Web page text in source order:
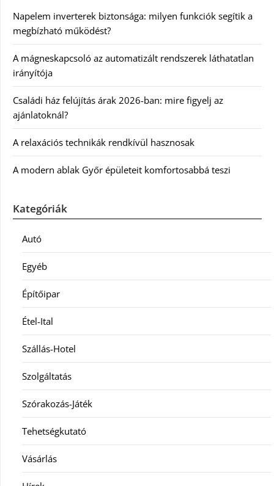
Napelem inverterek biztonsága: milyen funkciók segítik a
megbízható működést?
A mágneskapcsoló az automatizált rendszerek láthatatlan
irányítója
Családi ház felújítás árak 2026-ban: mire figyelj az
ajánlatoknál?
A relaxációs technikák rendkívül hasznosak
A modern ablak Győr épületeit komfortosabbá teszi
Kategóriák
Autó
Egyéb
Építőipar
Étel-Ital
Szállás-Hotel
Szolgáltatás
Szórakozás-Játék
Tehetségkutató
Vásárlás